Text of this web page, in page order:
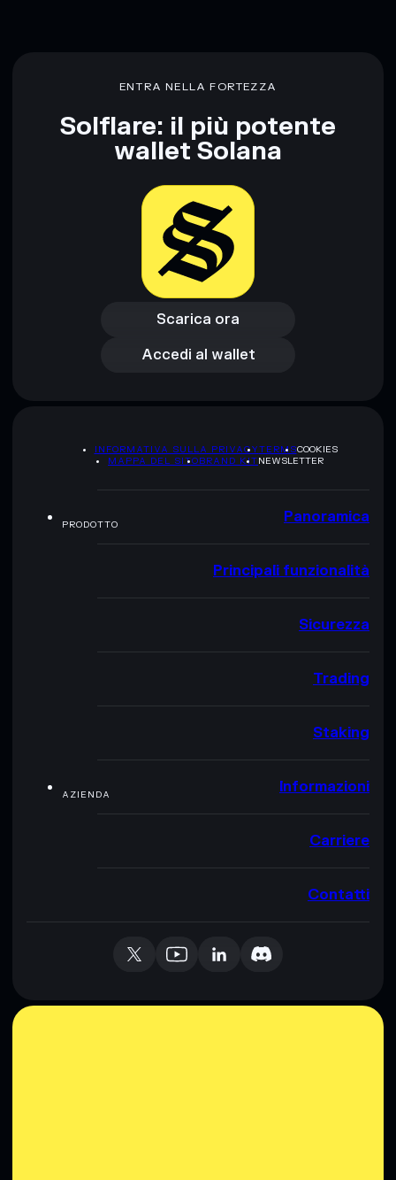
ENTRA NELLA FORTEZZA
Solflare: il più potente
wallet Solana
Scarica ora
Scarica ora
Accedi al wallet
Accedi al wallet
INFORMATIVA SULLA PRIVACYTERMSCOOKIES
MAPPA DEL SITOBRAND KITNEWSLETTER
PRODOTTO Panoramica
Principali funzionalità
Sicurezza
Trading
Staking
AZIENDA Informazioni
Carriere
Contatti